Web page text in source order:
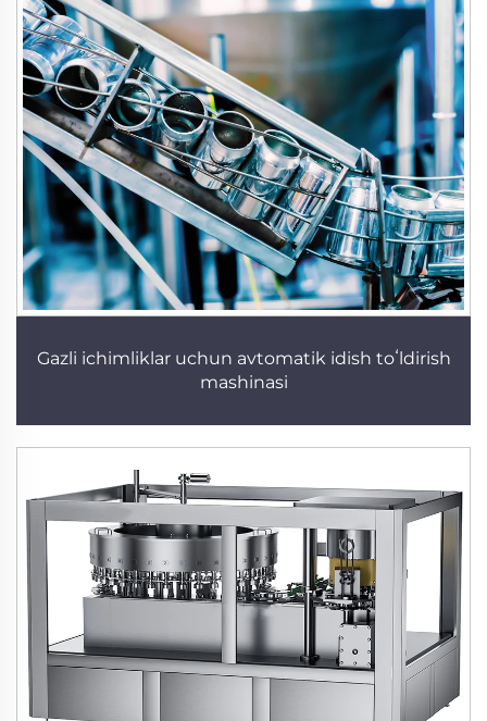
Gazli ichimliklar uchun avtomatik idish toʻldirish
mashinasi